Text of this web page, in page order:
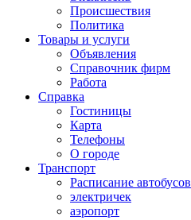
Проиcшествия
Политика
Товары и услуги
Объявления
Справочник фирм
Работа
Справка
Гостиницы
Карта
Телефоны
О городе
Транспорт
Расписание автобусов
электричек
аэропорт